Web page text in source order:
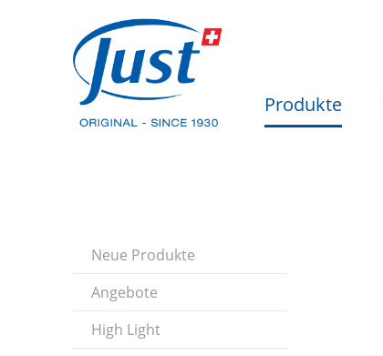
Produkte
Neue Produkte
Angebote
High Light